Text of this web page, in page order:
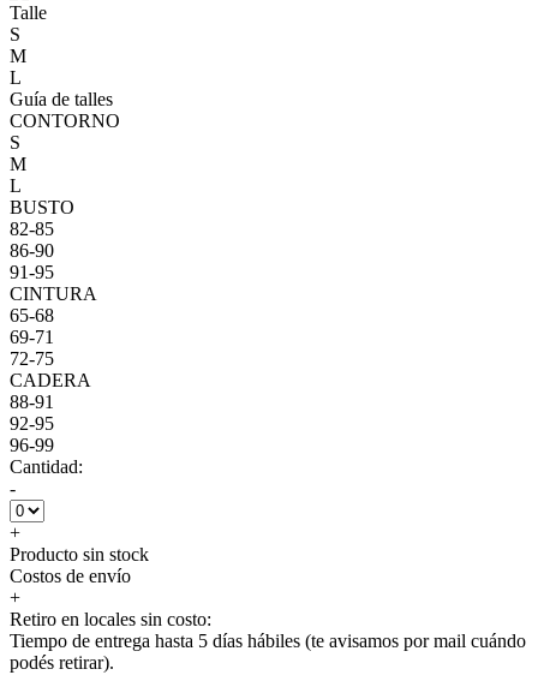
Talle
S
M
L
Guía de talles
CONTORNO
S
M
L
BUSTO
82-85
86-90
91-95
CINTURA
65-68
69-71
72-75
CADERA
88-91
92-95
96-99
Cantidad:
-
+
Producto sin stock
Costos de envío
+
Retiro en locales sin costo:
Tiempo de entrega hasta 5 días hábiles (te avisamos por mail cuándo
podés retirar).